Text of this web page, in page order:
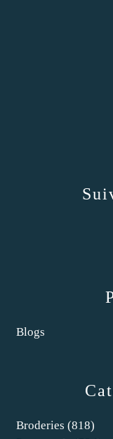
Broderies (818)
Blogs